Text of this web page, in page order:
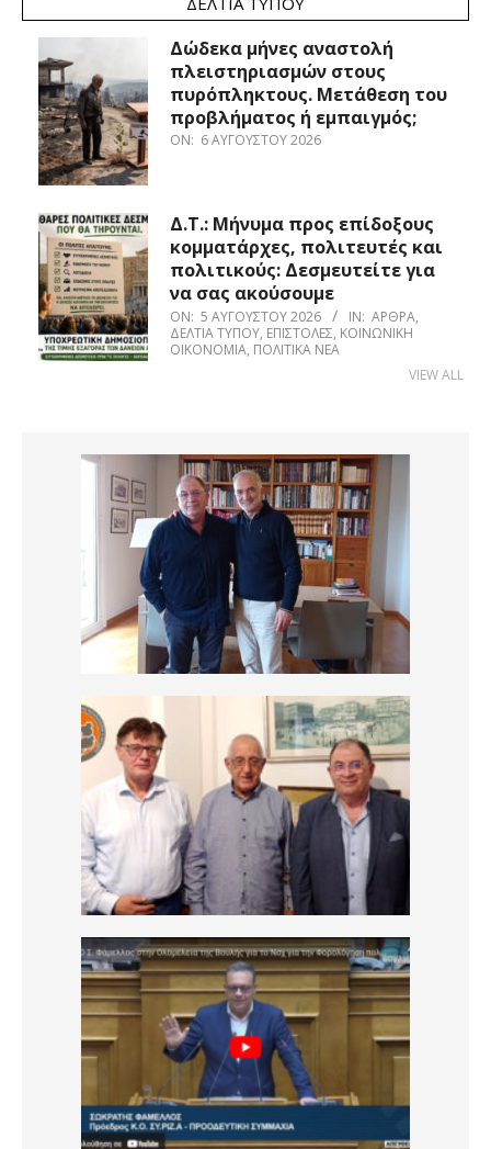
Δώδεκα μήνες αναστολή
πλειστηριασμών στους
πυρόπληκτους. Μετάθεση του
προβλήματος ή εμπαιγμός;
ON: 6 ΑΥΓΟΎΣΤΟΥ 2026
Δ.Τ.: Μήνυμα προς επίδοξους
κομματάρχες, πολιτευτές και
πολιτικούς: Δεσμευτείτε για
να σας ακούσουμε
ON: 5 ΑΥΓΟΎΣΤΟΥ 2026 IN: ΆΡΘΡΑ,
ΔΕΛΤΊΑ ΤΎΠΟΥ, ΕΠΙΣΤΟΛΈΣ, ΚΟΙΝΩΝΙΚΉ
ΟΙΚΟΝΟΜΊΑ, ΠΟΛΙΤΙΚΆ ΝΈΑ
VIEW ALL